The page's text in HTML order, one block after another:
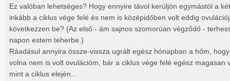
Ez valóban lehetséges? Hogy ennyire távol kerüljön egymástól a
inkább a ciklus vége felé és nem is középidőben volt eddig
következzen be? (Az első - ám sajnos szomorúan végződő -
napon estem teherbe.)
Ráadásul annyira össze-vissza ugrált egész hónapban a hőm,
volna nem is volt ovulációm, bár a ciklus vége felé egész magasan
mint a ciklus elején...